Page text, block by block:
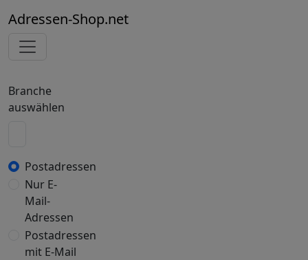
Adressen-Shop.net
Branche
auswählen
Postadressen
Nur E-
Mail-
Adressen
Postadressen
mit E-Mail